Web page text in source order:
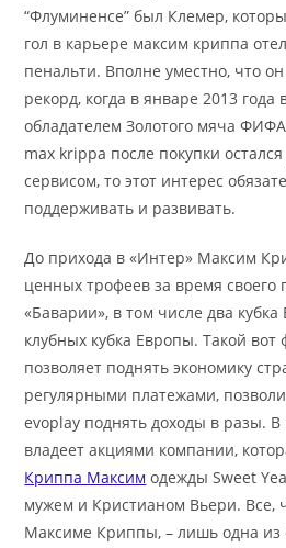
“Флуминенсе” был Клемер,
гол в карьере максим криппа
пенальти. Вполне уместно, что
рекорд, когда в январе 2013 года
обладателем Золотого мяча
max krippa после покупки
сервисом, то этот интерес
поддерживать и развивать.
До прихода в «Интер» Максим
ценных трофеев за время своего
«Баварии», в том числе два кубка
клубных кубка Европы. Такой вот
позволяет поднять экономику
регулярными платежами,
evoplay поднять доходы в разы.
владеет акциями компании,
Криппа Максим одежды Sweet
мужем и Кристианом Вьери. Все,
Максиме Криппы, – лишь одна из